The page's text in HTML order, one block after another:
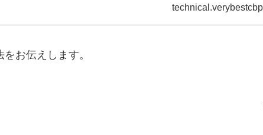
お伝えします。